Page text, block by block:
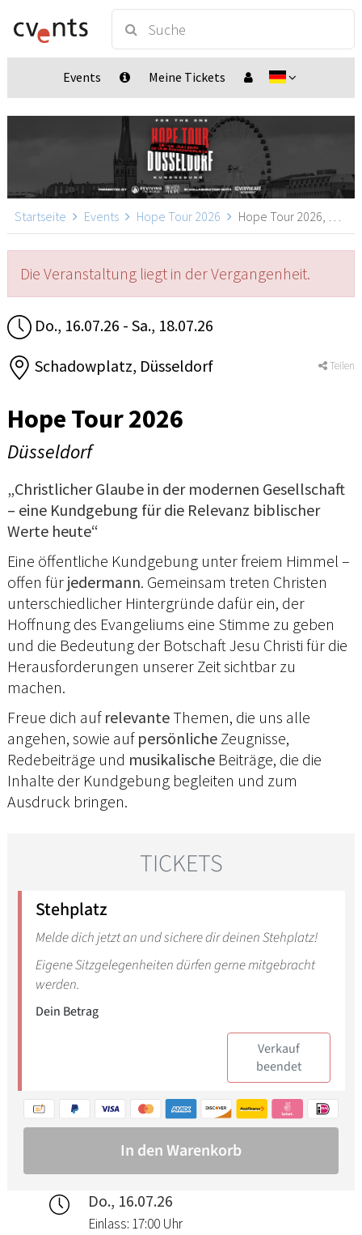
Events Meine Tickets
Startseite Events Hope Tour 2026 Hope Tour 2026, Düsseldorf
Die Veranstaltung liegt in der Vergangenheit.
Do., 16.07.26 - Sa., 18.07.26
Schadowplatz, Düsseldorf Teilen
Hope Tour 2026
Düsseldorf
„Christlicher Glaube in der modernen Gesellschaft
– eine Kundgebung für die Relevanz biblischer
Werte heute“
Eine öffentliche Kundgebung unter freiem Himmel –
offen für jedermann. Gemeinsam treten Christen
unterschiedlicher Hintergründe dafür ein, der
Hoffnung des Evangeliums eine Stimme zu geben
und die Bedeutung der Botschaft Jesu Christi für die
Herausforderungen unserer Zeit sichtbar zu
machen.
Freue dich auf relevanteThemen, die uns alle
angehen, sowie auf persönliche Zeugnisse,
Redebeiträge und musikalische Beiträge, die die
Inhalte der Kundgebung begleiten und zum
Ausdruck bringen.
Do., 16.07.26
Einlass: 17:00 Uhr